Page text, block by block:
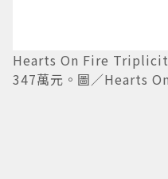
Hearts On Fire
347萬元。圖／Hearts